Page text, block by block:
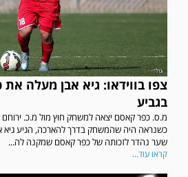
צפו בווידאו: גיא אבן מעלה
בגביע
מ.ס. כפר קאסם יצאה למשחק חוץ מול מ.כ.
כשנראה היה שהמשחק בדרך להארכה, הגיע גיא
שער נהדר לזכותה של כפר קאסם שמקנה לה...
קראו עוד...